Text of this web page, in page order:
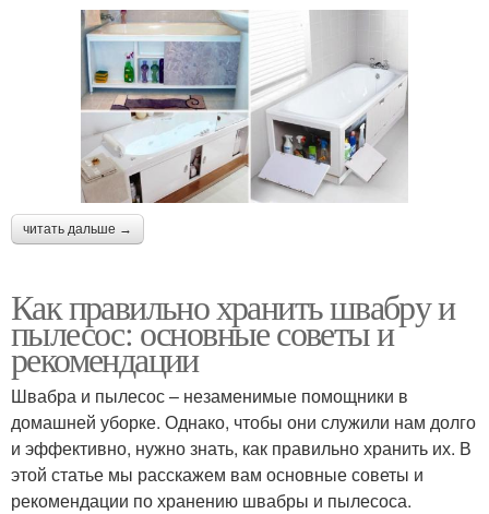
читать дальше →
Как правильно хранить швабру и
пылесос: основные советы и
рекомендации
Швабра и пылесос – незаменимые помощники в
домашней уборке. Однако, чтобы они служили нам долго
и эффективно, нужно знать, как правильно хранить их. В
этой статье мы расскажем вам основные советы и
рекомендации по хранению швабры и пылесоса.